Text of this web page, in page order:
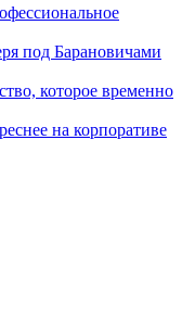
под Барановичами
которое временно
на корпоративе